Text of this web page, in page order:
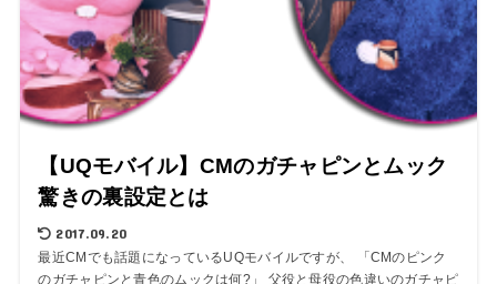
【UQモバイル】CMのガチャピンとムック
驚きの裏設定とは
2017.09.20
最近CMでも話題になっているUQモバイルですが、 「CMのピンク
のガチャピンと青色のムックは何?」 父役と母役の色違いのガチャピ